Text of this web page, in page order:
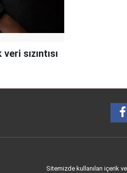
sızıntısı
Sitemizde kullanılan içerik